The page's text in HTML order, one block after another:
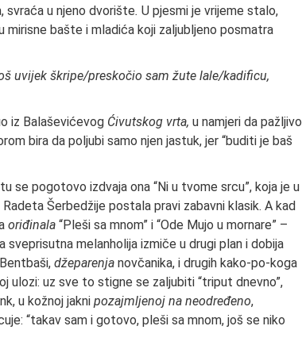
svraća u njeno dvorište. U pjesmi je vrijeme stalo,
bašte i mladića koji zaljubljeno posmatra
uvijek škripe/preskočio sam žute lale/kadificu,
iz Balaševićevog Ćivutskog vrta, u namjeri da pažljivo
bira da poljubi samo njen jastuk, jer “buditi je baš
se pogotovo izdvaja ona “Ni u tvome srcu”, koja je u
Šerbedžije postala pravi zabavni klasik. A kad
oriđinala “Pleši sa mnom” i “Ode Mujo u mornare” –
sveprisutna melanholija izmiče u drugi plan i dobija
džeparenja novčanika, i drugih kako-po-koga
ulozi: uz sve to stigne se zaljubiti “triput dnevno”,
u kožnoj jakni pozajmljenoj na neodređeno,
“takav sam i gotovo, pleši sa mnom, još se niko